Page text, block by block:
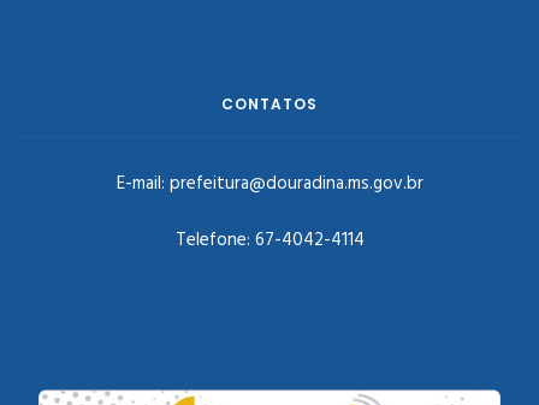
CONTATOS
E-mail: prefeitura@douradina.ms.gov.br
Telefone: 67-4042-4114